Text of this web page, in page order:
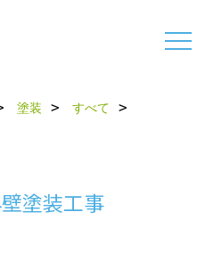
塗装
すべて
塗装工事